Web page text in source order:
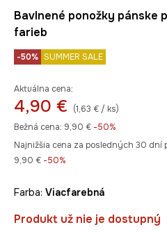
Bavlnené ponožky pánske
farieb
-50% SUMMER SALE
Aktuálna cena:
4,90 €
(1,63 € / ks)
Bežná cena: 9,90 € -50%
Najnižšia cena za posledných 30 dní
9,90 € -50%
Farba: viacfarebná
Produkt už nie je dostupný